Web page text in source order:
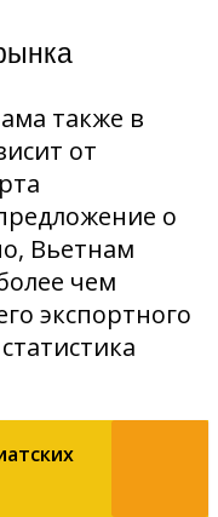
также в
от
о
Вьетнам
чем
экспортного